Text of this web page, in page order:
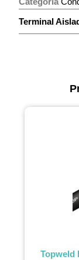
Terminal
Topweld